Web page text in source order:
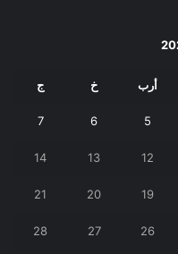
أرب خ ج
5
6
7
12
13
14
19
20
21
26
27
28